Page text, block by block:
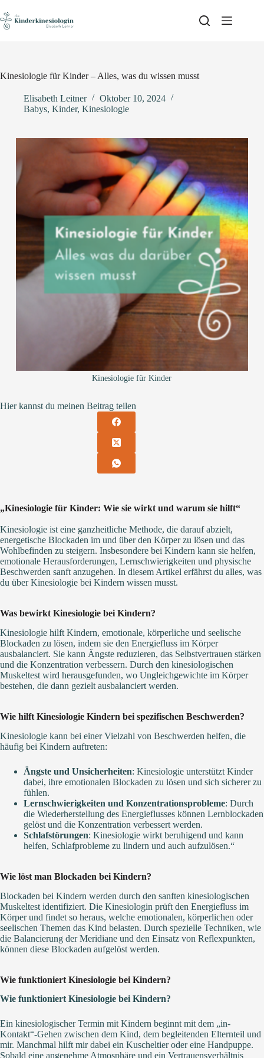
to
content
Kinesiologie für Kinder – Alles, was du wissen musst
Elisabeth Leitner
Oktober 10, 2024
Babys, Kinder, Kinesiologie
Kinesiologie für Kinder
Hier kannst du meinen Beitrag teilen
„Kinesiologie für Kinder: Wie sie wirkt und warum sie hilft“
Kinesiologie ist eine ganzheitliche Methode, die darauf abzielt,
energetische Blockaden im und über den Körper zu lösen und das
Wohlbefinden zu steigern. Insbesondere bei Kindern kann sie helfen,
emotionale Herausforderungen, Lernschwierigkeiten und physische
Beschwerden sanft anzugehen. In diesem Artikel erfährst du alles, was
du über Kinesiologie bei Kindern wissen musst.
Was bewirkt Kinesiologie bei Kindern?
Kinesiologie hilft Kindern, emotionale, körperliche und seelische
Blockaden zu lösen, indem sie den Energiefluss im Körper
ausbalanciert. Sie kann Ängste reduzieren, das Selbstvertrauen stärken
und die Konzentration verbessern. Durch den kinesiologischen
Muskeltest wird herausgefunden, wo Ungleichgewichte im Körper
bestehen, die dann gezielt ausbalanciert werden.
Wie hilft Kinesiologie Kindern bei spezifischen Beschwerden?
Kinesiologie kann bei einer Vielzahl von Beschwerden helfen, die
häufig bei Kindern auftreten:
Ängste und Unsicherheiten: Kinesiologie unterstützt Kinder
dabei, ihre emotionalen Blockaden zu lösen und sich sicherer zu
fühlen.
Lernschwierigkeiten und Konzentrationsprobleme: Durch
die Wiederherstellung des Energieflusses können Lernblockaden
gelöst und die Konzentration verbessert werden.
Schlafstörungen: Kinesiologie wirkt beruhigend und kann
helfen, Schlafprobleme zu lindern und auch aufzulösen.“
Wie löst man Blockaden bei Kindern?
Blockaden bei Kindern werden durch den sanften kinesiologischen
Muskeltest identifiziert. Die Kinesiologin prüft den Energiefluss im
Körper und findet so heraus, welche emotionalen, körperlichen oder
seelischen Themen das Kind belasten. Durch spezielle Techniken, wie
die Balancierung der Meridiane und den Einsatz von Reflexpunkten,
können diese Blockaden aufgelöst werden.
Wie funktioniert Kinesiologie bei Kindern?
Wie funktioniert Kinesiologie bei Kindern?
Ein kinesiologischer Termin mit Kindern beginnt mit dem „in-
Kontakt“-Gehen zwischen dem Kind, dem begleitenden Elternteil und
mir. Manchmal hilft mir dabei ein Kuscheltier oder eine Handpuppe.
Sobald eine angenehme Atmosphäre und ein Vertrauensverhältnis